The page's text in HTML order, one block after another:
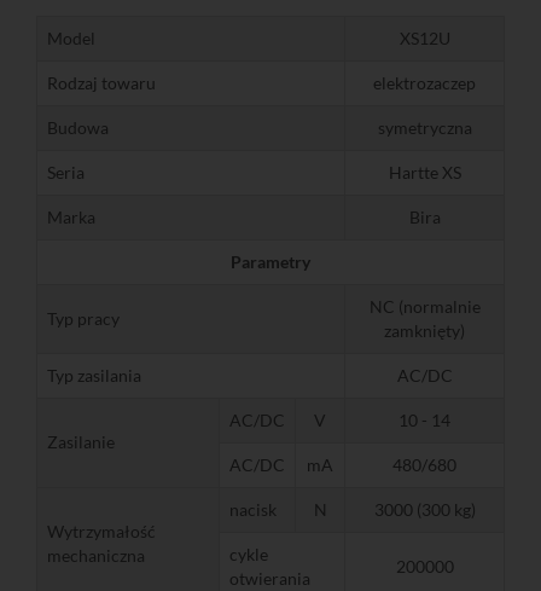
Model XS12U
Rodzaj towaru elektrozaczep
Budowa symetryczna
Seria Hartte XS
Marka Bira
Parametry
Typ pracy
NC (normalnie
zamknięty)
Typ zasilania AC/DC
Zasilanie
AC/DC V 10 - 14
AC/DC mA 480/680
Wytrzymałość
mechaniczna
nacisk N 3000 (300 kg)
cykle
otwierania
200000